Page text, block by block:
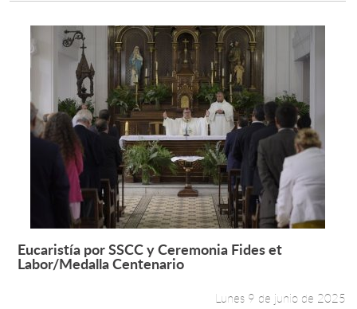
Leer más +
Eucaristía por SSCC y Ceremonia Fides et
Labor/Medalla Centenario
Lunes 9 de junio de 2025